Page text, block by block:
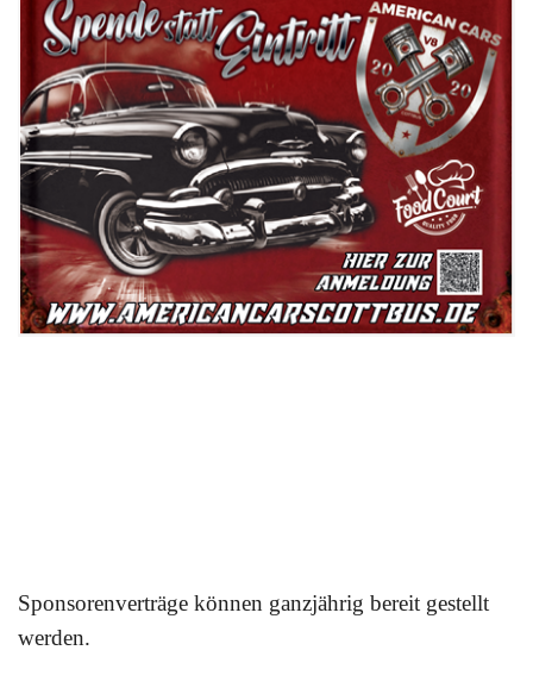
Sponsorenverträge können ganzjährig bereit gestellt
werden.